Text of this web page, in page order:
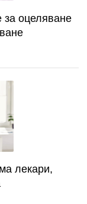
за оцеляване
лекари,